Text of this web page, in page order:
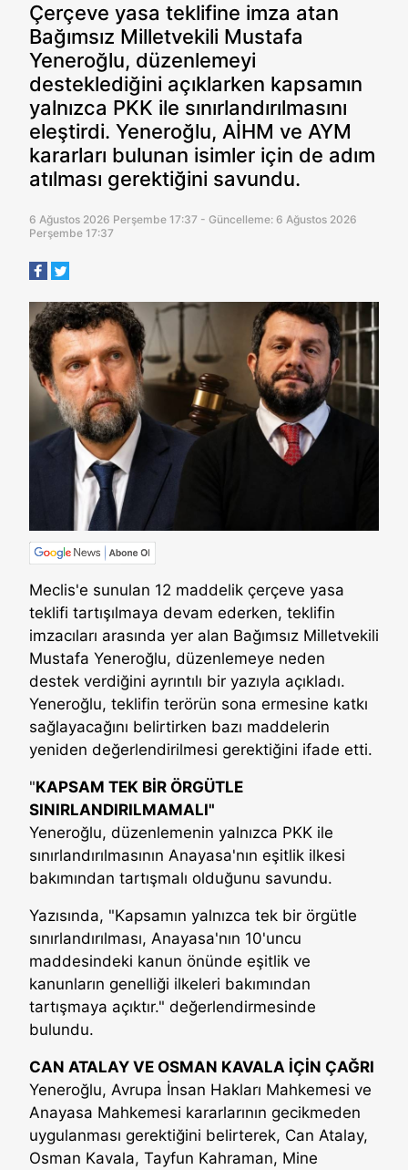
Çerçeve yasa teklifine imza atan
Bağımsız Milletvekili Mustafa
Yeneroğlu, düzenlemeyi
desteklediğini açıklarken kapsamın
yalnızca PKK ile sınırlandırılmasını
eleştirdi. Yeneroğlu, AİHM ve AYM
kararları bulunan isimler için de adım
atılması gerektiğini savundu.
6 Ağustos 2026 Perşembe 17:37 - Güncelleme: 6 Ağustos 2026
Perşembe 17:37
Meclis'e sunulan 12 maddelik çerçeve yasa
teklifi tartışılmaya devam ederken, teklifin
imzacıları arasında yer alan Bağımsız Milletvekili
Mustafa Yeneroğlu, düzenlemeye neden
destek verdiğini ayrıntılı bir yazıyla açıkladı.
Yeneroğlu, teklifin terörün sona ermesine katkı
sağlayacağını belirtirken bazı maddelerin
yeniden değerlendirilmesi gerektiğini ifade etti.
"KAPSAM TEK BİR ÖRGÜTLE
SINIRLANDIRILMAMALI"
Yeneroğlu, düzenlemenin yalnızca PKK ile
sınırlandırılmasının Anayasa'nın eşitlik ilkesi
bakımından tartışmalı olduğunu savundu.
Yazısında, "Kapsamın yalnızca tek bir örgütle
sınırlandırılması, Anayasa'nın 10'uncu
maddesindeki kanun önünde eşitlik ve
kanunların genelliği ilkeleri bakımından
tartışmaya açıktır." değerlendirmesinde
bulundu.
CAN ATALAY VE OSMAN KAVALA İÇİN ÇAĞRI
Yeneroğlu, Avrupa İnsan Hakları Mahkemesi ve
Anayasa Mahkemesi kararlarının gecikmeden
uygulanması gerektiğini belirterek, Can Atalay,
Osman Kavala, Tayfun Kahraman, Mine